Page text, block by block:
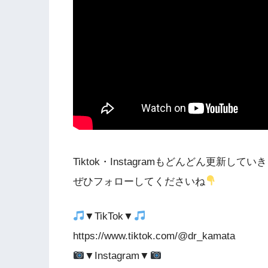
Tiktok・Instagramもどんどん更新してい
ぜひフォローしてくださいね
▼TikTok▼
https://www.tiktok.com/@dr_kamata
▼Instagram▼